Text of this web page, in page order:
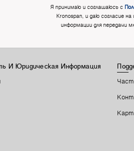
Я принимаю и соглашаюсь с
Kronospan, и даю согласие
информации для передачи
И Юридическая Информация